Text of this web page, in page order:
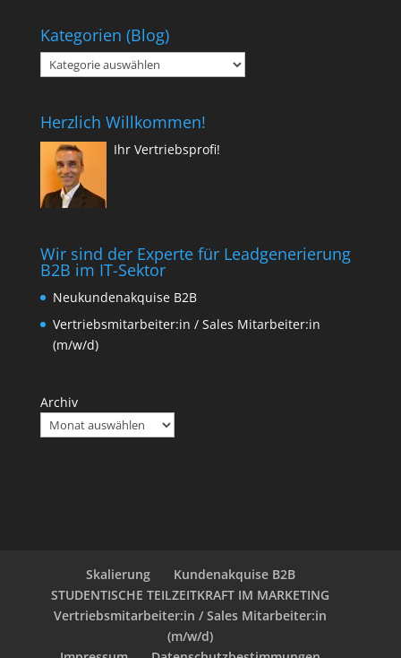
Kategorien (Blog)
Kategorien
(Blog)
Herzlich Willkommen!
Ihr Vertriebsprofi!
Wir sind der Experte für Leadgenerierung
B2B im IT-Sektor
Neukundenakquise B2B
Vertriebsmitarbeiter:in / Sales Mitarbeiter:in
(m/w/d)
Archiv
Skalierung
Kundenakquise B2B
STUDENTISCHE TEILZEITKRAFT IM MARKETING
Vertriebsmitarbeiter:in / Sales Mitarbeiter:in
(m/w/d)